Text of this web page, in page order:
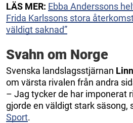
LÄS MER: Ebba Anderssons
Frida Karlssons stora
väldigt saknad”
Svahn om Norge
Svenska landslagsstjärnan
om värsta rivalen från andra
– Jag tycker de har imponerat
gjorde en väldigt stark säsong,
Sport.